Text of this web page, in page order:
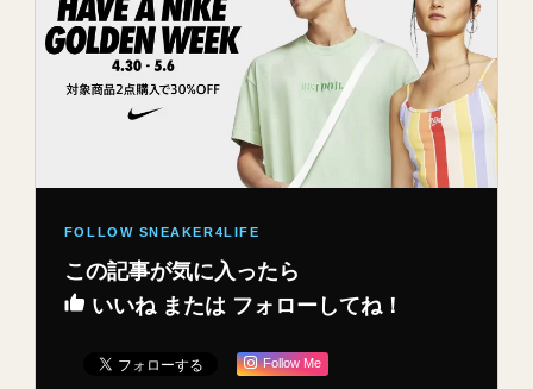
この記事が気に入ったら
いいね または フォローしてね！
Follow Me